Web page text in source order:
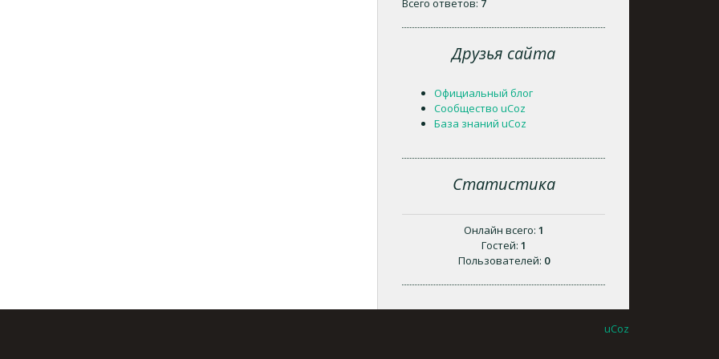
Всего ответов: 7
Друзья сайта
Официальный блог
Сообщество uCoz
База знаний uCoz
Статистика
Онлайн всего: 1
Гостей: 1
Пользователей: 0
uCoz